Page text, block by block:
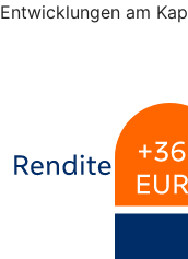
Entwicklungen am